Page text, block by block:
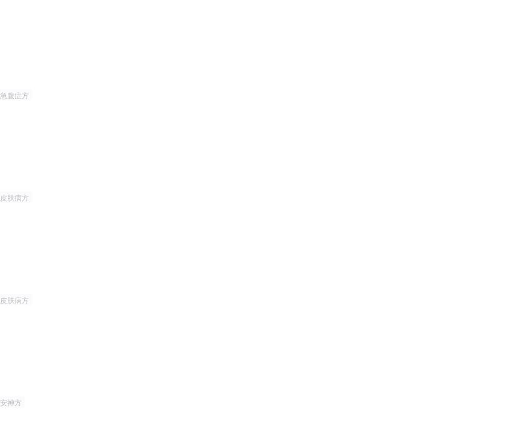
急腹症方
皮肤病方
皮肤病方
安神方